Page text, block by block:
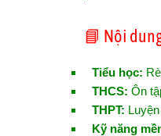
📘 Nội
Tiểu học:
THCS: Ôn
THPT:
Kỹ năng